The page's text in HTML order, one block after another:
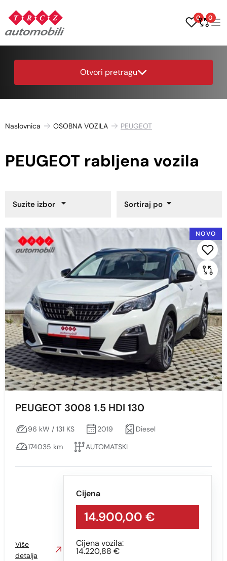
0 0
Otvori pretragu
Naslovnica OSOBNA VOZILA PEUGEOT
PEUGEOT rabljena vozila
Suzite izbor
2024
2020
2019
2018
2017
Cijena
Min Max
Obriši
Sortiraj po
Prikaži po stranici:
NOVO
PEUGEOT 3008 1.5 HDI 130
96 kW / 131 KS 2019
Diesel
174035 km
AUTOMATSKI
Cijena
14.900,00 €
Cijena vozila:
14.220,88 €
Više
detalja